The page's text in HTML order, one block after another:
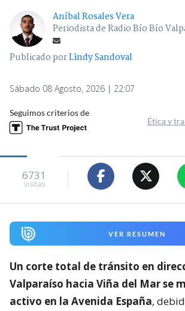
Aníbal Rosales Vera
Periodista de Radio Bío Bío
Publicado porLindy Sandoval
Sábado 08 Agosto, 2026 | 22:07
Seguimos criterios de
Ética y
6731
visitas
VER RESUMEN
Un corte total de tránsito en
Valparaíso hacia Viña del Mar se
activo en la Avenida España,